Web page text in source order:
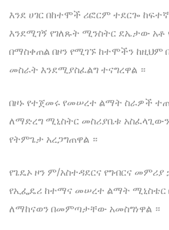
እንደ ሀገር በከተሞች ሪፎርም ተደርጐ
እንደሚገኝ የገለጹት ሚንስትር ደኤታው አቶ
በማስቀጠል በዞን የሚገኙ ከተሞችን ከዚህም
መስራት እንደሚያስፈልግ ተናግረዋል ።
በዞኑ የተጀመሩ የመሠረተ ልማት ስራዎች
ለማድረግ ሚኒስትር መስሪያቤቱ
የትምጌታ አረጋግጠዋል ።
የጌዴኦ ዞን ም/አስተዳደርና የግብርና
የኢፌዴሪ ከተማና መሠረተ ልማት ሚኒስቴር
ለማከናወን በመምጣታቸው አመስግነዋል ።